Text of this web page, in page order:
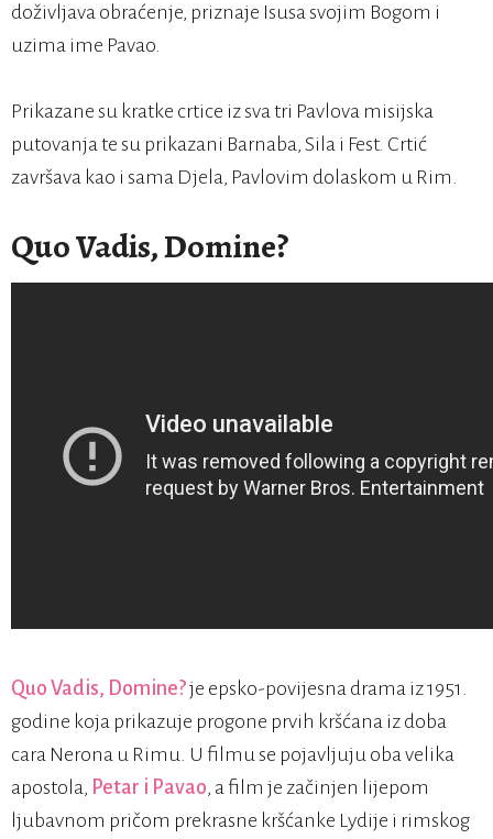
doživljava obraćenje, priznaje Isusa svojim Bogom i
uzima ime Pavao.
Prikazane su kratke crtice iz sva tri Pavlova misijska
putovanja te su prikazani Barnaba, Sila i Fest. Crtić
završava kao i sama Djela, Pavlovim dolaskom u Rim.
Quo Vadis, Domine?
Quo Vadis, Domine?je epsko-povijesna drama iz 1951.
godine koja prikazuje progone prvih kršćana iz doba
cara Nerona u Rimu. U filmu se pojavljuju oba velika
apostola, Petar i Pavao, a film je začinjen lijepom
ljubavnom pričom prekrasne kršćanke Lydije i rimskog